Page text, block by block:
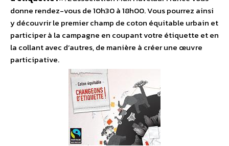
donne rendez-vous de 10h30 à 18h00. Vous pourrez ainsi
y découvrir le premier champ de coton équitable urbain et
participer à la campagne en coupant votre étiquette et en
la collant avec d’autres, de manière à créer une œuvre
participative.